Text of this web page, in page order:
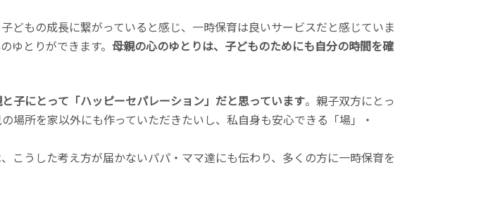
どもの成長に繋がっていると感じ、一時保育は良いサービスだと感じていま
ゆとりができます。 母親の心のゆとりは、子どものためにも自分の時間を確
子にとって「ハッピーセパレーション」だと思っています。親子双方にとっ
所を家以外にも作っていただきたいし、私自身も安心できる「場」・
こうした考え方が届かないパパ・ママ達にも伝わり、多くの方に一時保育を